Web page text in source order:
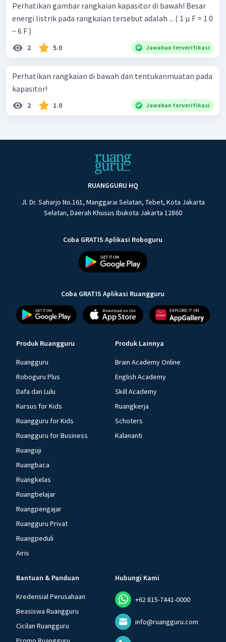
Perhatikan gambar rangkaian kapasitor di bawah! Besar
energi listrik pada rangkaian tersebut adalah ... ( 1 μ F = 1 0
− 6 F )
2 5.0 Jawaban terverifikasi
Perhatikan rangkaian di bawah dan tentukanmuatan pada
kapasitor!
2 1.0 Jawaban terverifikasi
RUANGGURU HQ
Jl. Dr. Saharjo No.161, Manggarai Selatan, Tebet, Kota Jakarta
Selatan, Daerah Khusus Ibukota Jakarta 12860
Coba GRATIS Aplikasi Roboguru
Coba GRATIS Aplikasi Ruangguru
Produk Ruangguru
Ruangguru
Roboguru Plus
Dafa dan Lulu
Kursus for Kids
Ruangguru for Kids
Ruangguru for Business
Ruanguji
Ruangbaca
Ruangkelas
Ruangbelajar
Ruangpengajar
Ruangguru Privat
Ruangpeduli
Airis
Produk Lainnya
Brain Academy Online
English Academy
Skill Academy
Ruangkerja
Schoters
Kalananti
Bantuan & Panduan
Kredensial Perusahaan
Beasiswa Ruangguru
Cicilan Ruangguru
Hubungi Kami
+62 815-7441-0000
info@ruangguru.com